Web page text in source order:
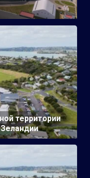
территории